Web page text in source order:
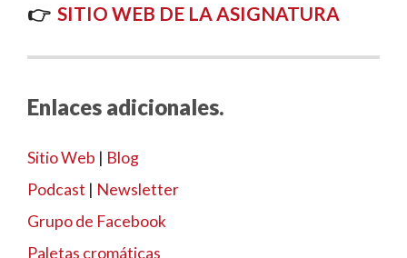
👉 SITIO WEB DE LA ASIGNATURA
Enlaces adicionales.
Sitio Web | Blog
Podcast | Newsletter
Grupo de Facebook
Paletas cromáticas